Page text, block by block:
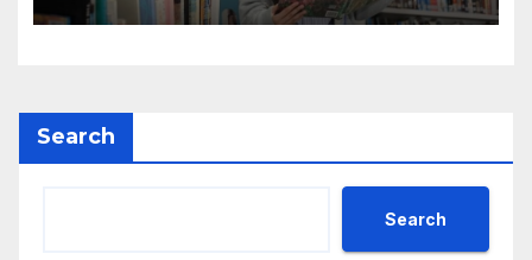
престижни университети
Search
Search